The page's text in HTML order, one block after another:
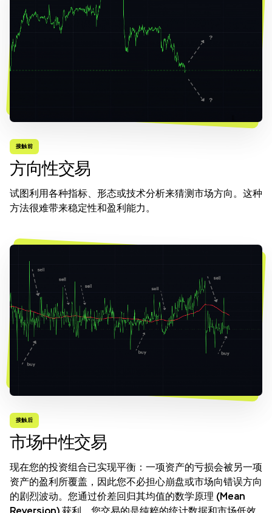
接触前
方向性交易
试图利用各种指标、形态或技术分析来猜测市场方向。这种
方法很难带来稳定性和盈利能力。
接触后
市场中性交易
现在您的投资组合已实现平衡：一项资产的亏损会被另一项
资产的盈利所覆盖，因此您不必担心崩盘或市场向错误方向
的剧烈波动。您通过价差回归其均值的数学原理 (Mean
Reversion) 获利。您交易的是纯粹的统计数据和市场低效